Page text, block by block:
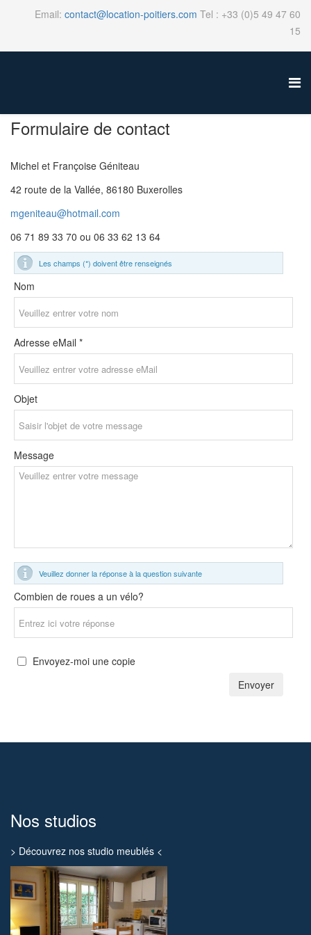
Email: contact@location-poitiers.com Tel : +33 (0)5 49 47 60
15
Formulaire de contact
Michel et Françoise Géniteau
42 route de la Vallée, 86180 Buxerolles
mgeniteau@hotmail.com
06 71 89 33 70 ou 06 33 62 13 64
Les champs (*) doivent être renseignés
Nom
Adresse eMail *
Objet
Message
Veuillez donner la réponse à la question suivante
Combien de roues a un vélo?
Envoyez-moi une copie
Envoyer
Nos studios
> Découvrez nos studio meublés <